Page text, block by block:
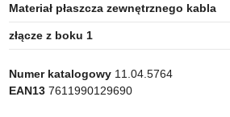
Materiał płaszcza zewnętrznego kabla
złącze z boku 1
Numer katalogowy 11.04.5764
EAN13 7611990129690